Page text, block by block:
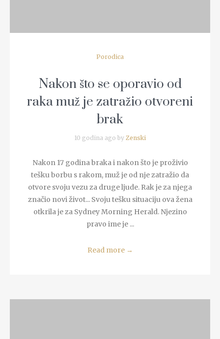
Porodica
Nakon što se oporavio od
raka muž je zatražio otvoreni
brak
10 godina ago by Zenski
Nakon 17 godina braka i nakon što je proživio
tešku borbu s rakom, muž je od nje zatražio da
otvore svoju vezu za druge ljude. Rak je za njega
značio novi život... Svoju tešku situaciju ova žena
otkrila je za Sydney Morning Herald. Njezino
pravo ime je ...
Read more →